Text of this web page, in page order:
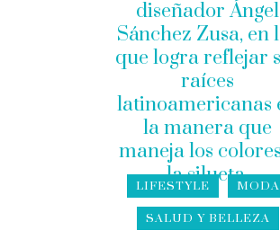
LIFESTYLE MODA
SALUD Y BELLEZA